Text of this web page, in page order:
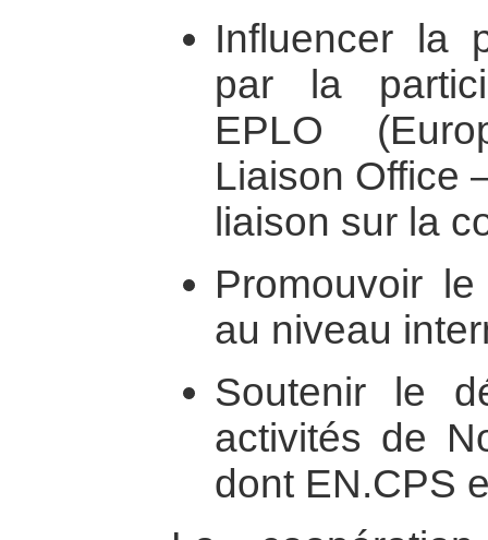
Influencer la
par la
EPLO
Liaison Office
liaison sur la
Promouvoir
au niveau
Soutenir le
activités de
dont EN.CPS